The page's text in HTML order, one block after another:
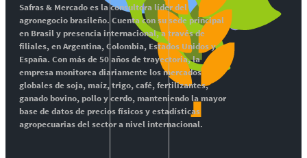
Safras & Mercado es la consultora líder del
agronegocio brasileño. Cuenta con su sede principal
en Brasil y presencia internacional, a través de
filiales, en Argentina, Colombia, Estados Unidos y
España. Con más de 50 años de trayectoria, la
empresa monitorea diariamente los mercados
globales de soja, maíz, trigo, café, fertilizantes,
ganado bovino, pollo y cerdo, manteniendo la mayor
base de datos de precios físicos y estadísticas
agropecuarias del sector a nivel internacional.